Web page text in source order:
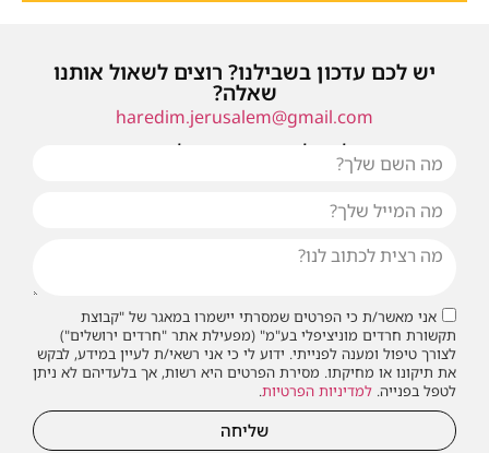
יש לכם עדכון בשבילנו? רוצים לשאול אותנו
שאלה?
haredim.jerusalem@gmail.com
או שילחו אלינו פנייה ונחזור אליכם בהקדם
אני מאשר/ת כי הפרטים שמסרתי יישמרו במאגר של "קבוצת
תקשורת חרדים מוניציפלי בע"מ" (מפעילת אתר "חרדים ירושלים")
לצורך טיפול ומענה לפנייתי. ידוע לי כי אני רשאי/ת לעיין במידע, לבקש
את תיקונו או מחיקתו. מסירת הפרטים היא רשות, אך בלעדיהם לא ניתן
לטפל בפנייה. למדיניות הפרטיות.
שליחה